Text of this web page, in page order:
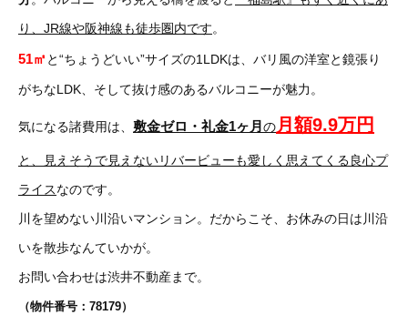
り、JR線や阪神線も徒歩圏内です。
51㎡と“ちょうどいい”サイズの1LDKは、バリ風の洋室と鏡張り
がちなLDK、そして抜け感のあるバルコニーが魅力。
気になる諸費用は、 敷金ゼロ・礼金1ヶ月 の 月額9.9万円
と、見えそうで見えないリバービューも愛しく思えてくる良心プ
ライスなのです。
川を望めない川沿いマンション。だからこそ、お休みの日は川沿
いを散歩なんていかが。
お問い合わせは渋井不動産まで。
（物件番号：78179）